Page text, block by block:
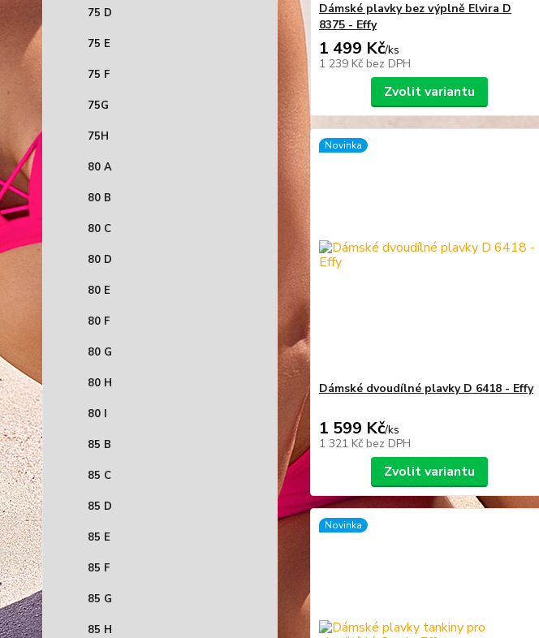
75 D
75 E
75 F
75G
75H
80 A
80 B
80 C
80 D
80 E
80 F
80 G
80 H
80 I
85 B
85 C
85 D
85 E
85 F
85 G
85 H
Dámské plavky bez výplně Elvira D
8375 - Effy
1 499 Kč/ks
1 239 Kč bez DPH
Zvolit variantu
Novinka
Dámské dvoudílné plavky D 6418 - Effy
1 599 Kč/ks
1 321 Kč bez DPH
Zvolit variantu
Novinka